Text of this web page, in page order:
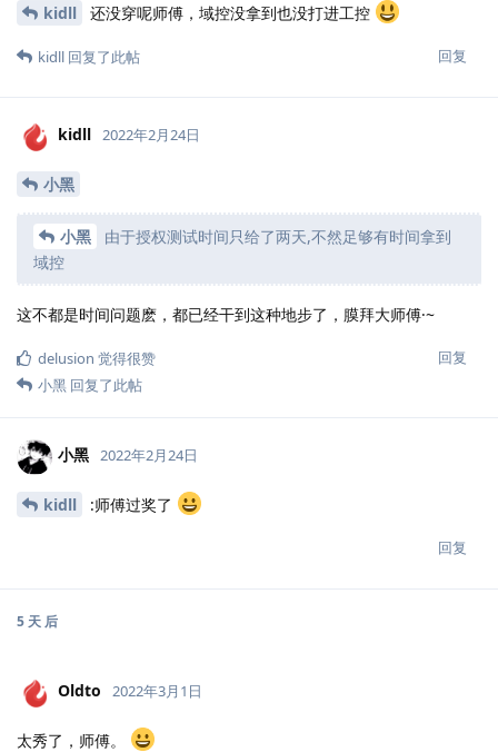
kidll 还没穿呢师傅，域控没拿到也没打进工控
回复
kidll 回复了此帖
kidll 2022年2月24日
小黑
小黑
由于授权测试时间只给了两天,不然足够有时间拿到
域控
这不都是时间问题麽，都已经干到这种地步了，膜拜大师傅·~
回复
delusion 觉得很赞
小黑 回复了此帖
小黑 2022年2月24日
kidll :师傅过奖了
回复
5 天 后
Oldto 2022年3月1日
太秀了，师傅。